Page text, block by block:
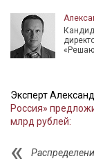
Мурзилка
Эксперт
Россия»
млрд рублей: